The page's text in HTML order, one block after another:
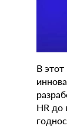
В
HR до